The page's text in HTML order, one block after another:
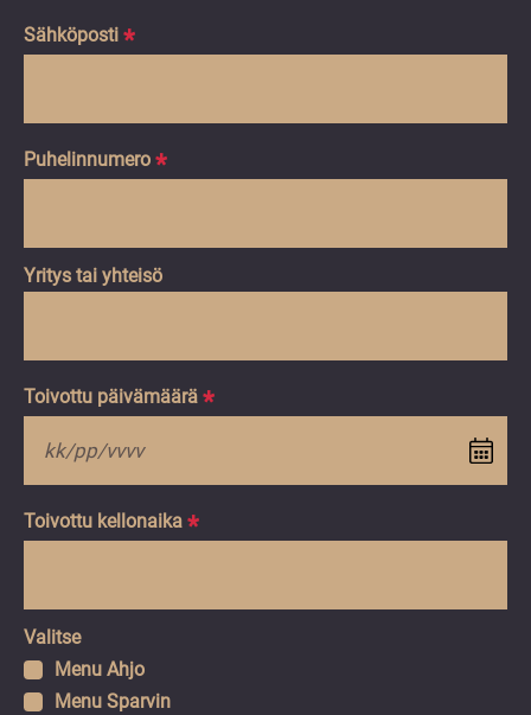
Sähköposti *
Puhelinnumero *
Yritys tai yhteisö
Toivottu päivämäärä *
Toivottu kellonaika *
Valitse
Menu Ahjo
Menu Sparvin